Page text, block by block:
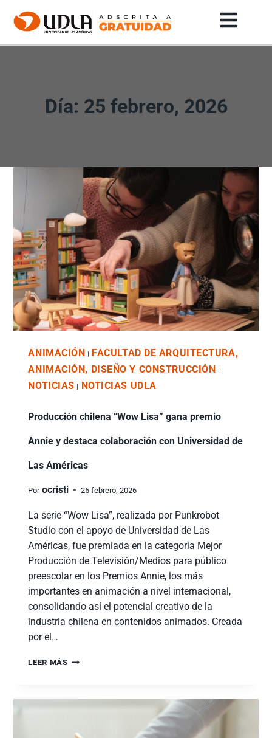
Día: 25 febrero, 2026
ANIMACIÓN
FACULTAD DE ARQUITECTURA,
ANIMACIÓN, DISEÑO Y CONSTRUCCIÓN
NOTICIAS NOTICIAS UDLA
Producción chilena “Wow Lisa” gana premio
Annie y destaca colaboración con Universidad de
Las Américas
Por ocristi 25 febrero, 2026
La serie “Wow Lisa”, realizada por Punkrobot
Studio con el apoyo de Universidad de Las
Américas, fue premiada en la categoría Mejor
Producción de Televisión/Medios para público
preescolar en los Premios Annie, los más
importantes en animación a nivel internacional,
consolidando así el potencial creativo de la
industria chilena en contenidos animados. Creada
por el…
LEER MÁS